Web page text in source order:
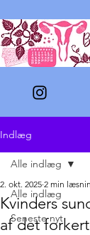
Indlæg
Alle indlæg
Seneste nyt
Alle indlæg
Kvinders
af det
2. okt. 2025 2 min